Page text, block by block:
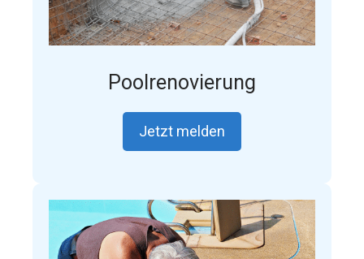
Poolrenovierung
Jetzt melden